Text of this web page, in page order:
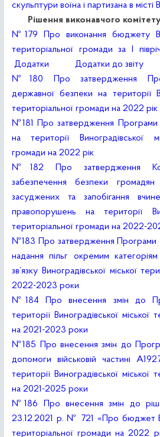
скульптури воїна і партизана в місті
Рішення виконавчого
№179 Про виконання бюджету
територіальної громади за І
Додатки
Додатки до звіту
№180 Про затвердження
державної безпеки на території
територіальної громади на 2022 рік
№181 Про затвердження Програми
на території Виноградівської
громади на 2022 рік
№182 Про затвердження
забезпечення безпеки
засуджених та запобігання
правопорушень на території
територіальної громади на 2022-
№183 Про затвердження Програми
надання пільг окремим
зв’язку Виноградівської міської
2022-2023 роки
№184 Про внесення змін до
території Виноградівської міської
на 2021-2023 роки
№185 Про внесення змін до
допомоги військовій частині
території Виноградівської міської
на 2021-2025 роки
№186 Про внесення змін до
23.12.2021 р. № 721 «Про бюджет
територіальної громади на 2022